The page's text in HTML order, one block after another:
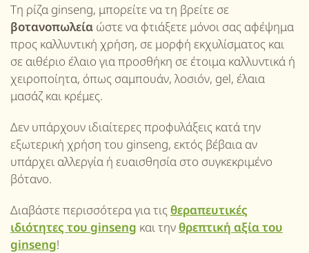
Τη ρίζα ginseng, μπορείτε να τη βρείτε σε
βοτανοπωλεία ώστε να φτιάξετε μόνοι σας αφέψημα
προς καλλυντική χρήση, σε μορφή εκχυλίσματος και
σε αιθέριο έλαιο για προσθήκη σε έτοιμα καλλυντικά ή
χειροποίητα, όπως σαμπουάν, λοσιόν, gel, έλαια
μασάζ και κρέμες.
Δεν υπάρχουν ιδιαίτερες προφυλάξεις κατά την
εξωτερική χρήση του ginseng, εκτός βέβαια αν
υπάρχει αλλεργία ή ευαισθησία στο συγκεκριμένο
βότανο.
Διαβάστε περισσότερα για τις θεραπευτικές
ιδιότητες του ginseng και τηνθρεπτική αξία του
ginseng!